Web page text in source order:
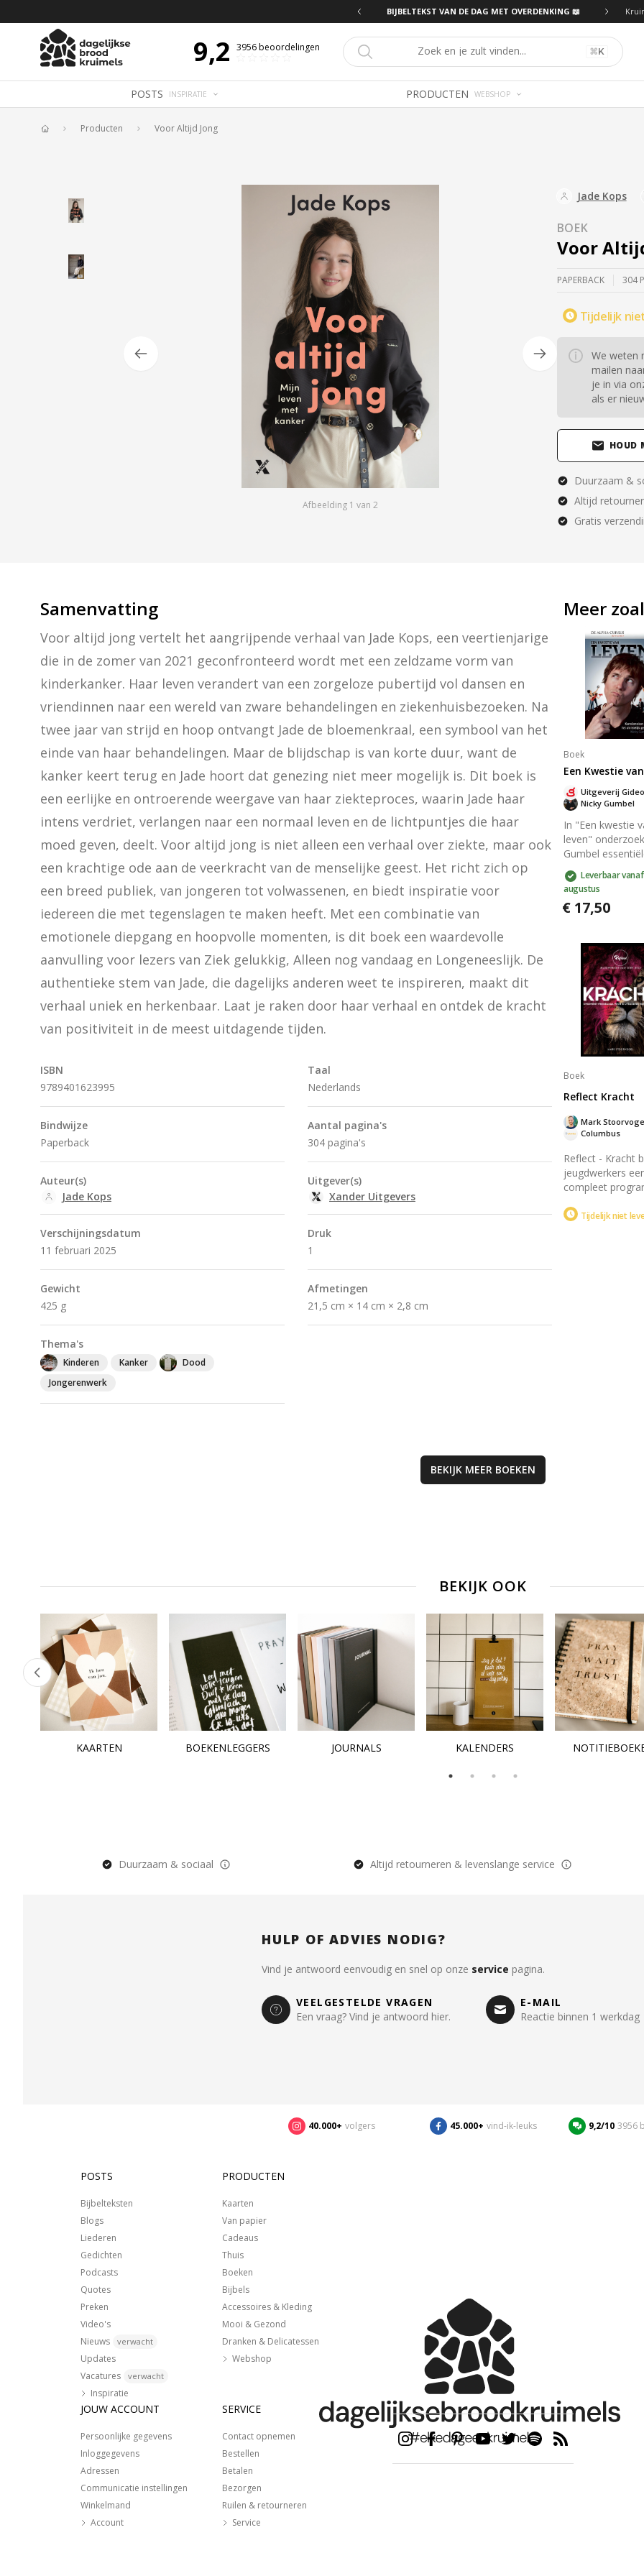
BIJBELTEKST VAN DE DAG MET OVERDENKING 📖
9,2 3956beoordelingen ⌘K
POSTS INSPIRATIE PRODUCTEN WEBSHOP
Producten Voor Altijd Jong
Afbeelding 1 van 2
Jade Kops
BOEK
Voor
PAPERBACK 304
Tijdelijk
We weten
mailen
je in via
als er
HOUD
Duurzaam &
Altijd
Gratis
Samenvatting
Voor altijd jong vertelt het aangrijpende verhaal van Jade Kops, een veertienjarige
die in de zomer van 2021 geconfronteerd wordt met een zeldzame vorm van
kinderkanker. Haar leven verandert van een zorgeloze pubertijd vol dansen en
vriendinnen naar een wereld van zware behandelingen en ziekenhuisbezoeken. Na
twee jaar van strijd en hoop ontvangt Jade de bloemenkraal, een symbool van het
einde van haar behandelingen. Maar de blijdschap is van korte duur, want de
kanker keert terug en Jade hoort dat genezing niet meer mogelijk is. Dit boek is
een eerlijke en ontroerende weergave van haar ziekteproces, waarin Jade haar
intens verdriet, verlangen naar een normaal leven en de lichtpuntjes die haar
moed geven, deelt. Voor altijd jong is niet alleen een verhaal over ziekte, maar ook
een krachtige ode aan de veerkracht van de menselijke geest. Het richt zich op
een breed publiek, van jongeren tot volwassenen, en biedt inspiratie voor
iedereen die met tegenslagen te maken heeft. Met een combinatie van
emotionele diepgang en hoopvolle momenten, is dit boek een waardevolle
aanvulling voor lezers van Ziek gelukkig, Alleen nog vandaag en Longeneeslijk. De
authentieke stem van Jade, die dagelijks anderen weet te inspireren, maakt dit
verhaal uniek en herkenbaar. Laat je raken door haar verhaal en ontdek de kracht
van positiviteit in de meest uitdagende tijden.
ISBN
9789401623995
Taal
Nederlands
Bindwijze
Paperback
Aantal pagina's
304 pagina's
Auteur(s)
Jade Kops
Uitgever(s)
Xander Uitgevers
Verschijningsdatum
11 februari 2025
Druk
1
Gewicht
425 g
Afmetingen
21,5 cm × 14 cm × 2,8 cm
Thema's
Kinderen Kanker
Dood
Jongerenwerk
Meer
Boek
Een Kwestie
Nicky Gumbel
Uitgeverij
In "Een kwestie
leven"
Gumbel
vragen over het
en geloof, en
antwoorden die
begrijpelijk en
avontuurlijke reis
betekenis in de
moderne
boek plaatst
centraal en
om zijn impact
bestaan te
Leverbaar
augustus
€ 17,50
Boek
Reflect Kracht
Columbus
Mark
Reflect - Kracht
jeugdwerkers
compleet
avonden met
Tijdelijk niet
BEKIJK MEER BOEKEN
BEKIJK OOK
KAARTEN BOEKENLEGGERS JOURNALS KALENDERS
Duurzaam & sociaal Altijd retourneren & levenslange service
HULP OF ADVIES NODIG?
Vind je antwoord eenvoudig en snel op onze service pagina.
VEELGESTELDE VRAGEN
Een vraag? Vind je antwoord hier.
E-MAIL
Reactie binnen 1 werkdag
40.000+ volgers 45.000+ vind-ik-leuks 9,2/10 3956
POSTS
Bijbelteksten
Blogs
Liederen
Gedichten
Podcasts
Quotes
Preken
Video's
Nieuws
verwacht
Updates
Vacatures
verwacht
Inspiratie
PRODUCTEN
Kaarten
Van papier
Cadeaus
Thuis
Boeken
Bijbels
Accessoires & Kleding
Mooi & Gezond
Dranken & Delicatessen
Webshop
JOUW ACCOUNT
Persoonlijke gegevens
Inloggegevens
Adressen
Communicatie instellingen
Winkelmand
Account
SERVICE
Contact opnemen
Bestellen
Betalen
Bezorgen
Ruilen & retourneren
Service